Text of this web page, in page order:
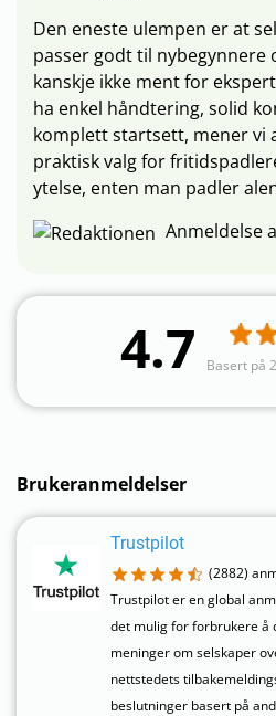
Den eneste ulempen er at
passer godt til nybegynnere
kanskje ikke ment for
ha enkel håndtering, solid
komplett startsett, mener vi
praktisk valg for
ytelse, enten man padler
Anmeldelse
4.7 Basert på
Brukeranmeldelser
Trustpilot
(2882)
Trustpilot er en global
det mulig for forbrukere å
meninger om selskaper
nettstedets
beslutninger basert på